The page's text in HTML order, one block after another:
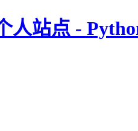
人站点 -